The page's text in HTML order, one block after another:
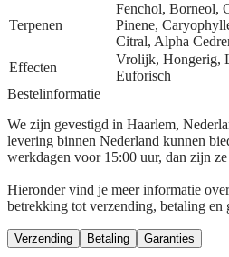
Terpenen
Fenchol, Borneol,
Pinene,
Citral, Alpha
Effecten
Vrolijk, Hongerig,
Euforisch
Bestelinformatie
We zijn gevestigd in Haarlem,
levering binnen Nederland kunnen
werkdagen voor 15:00 uur, dan zijn
Hieronder vind je meer informatie
betrekking tot verzending, betaling en
Verzending Betaling Garanties